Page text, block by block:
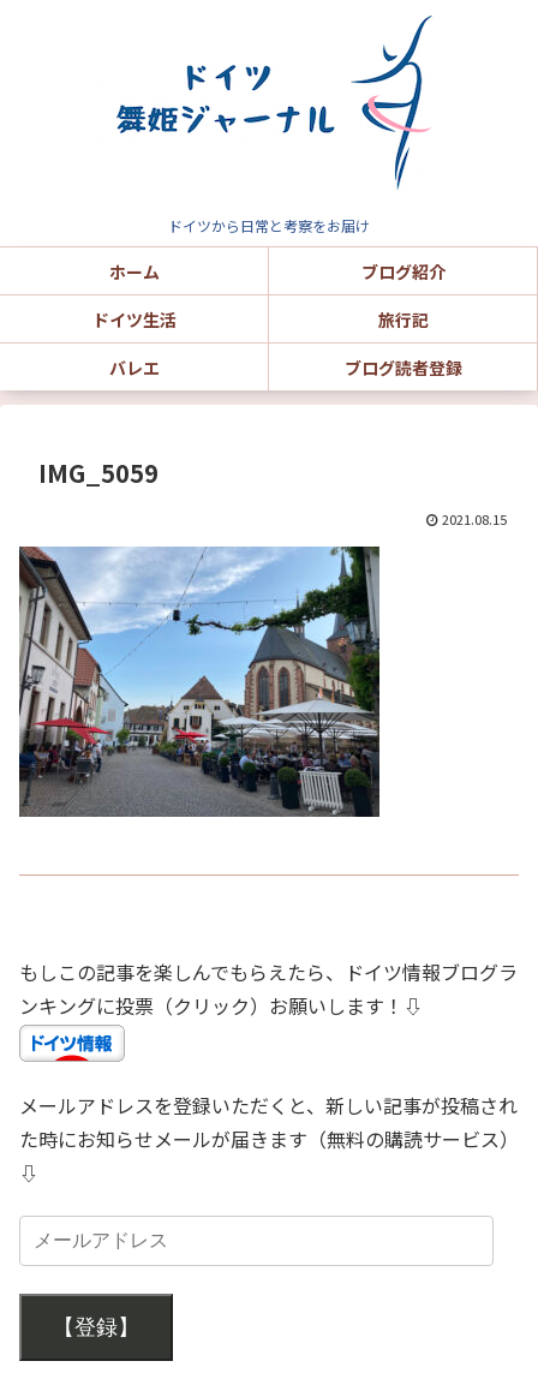
ドイツから日常と考察をお届け
ホーム
ブログ紹介
ドイツ生活
旅行記
バレエ
ブログ読者登録
IMG_5059
2021.08.15
もしこの記事を楽しんでもらえたら、ドイツ情報ブログラ
ンキングに投票（クリック）お願いします！⇩
メールアドレスを登録いただくと、新しい記事が投稿され
た時にお知らせメールが届きます（無料の購読サービス）
⇩
【登録】